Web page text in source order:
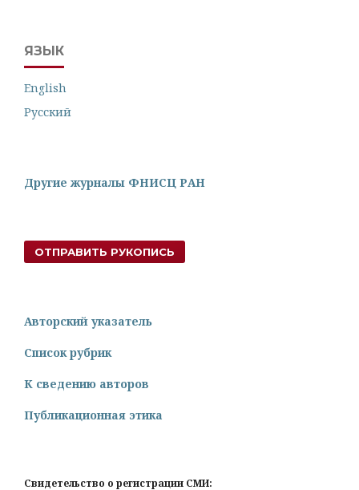
ЯЗЫК
English
Русский
Другие журналы ФНИСЦ РАН
ОТПРАВИТЬ РУКОПИСЬ
Авторский указатель
Список рубрик
К сведению авторов
Публикационная этика
Свидетельство о регистрации СМИ: